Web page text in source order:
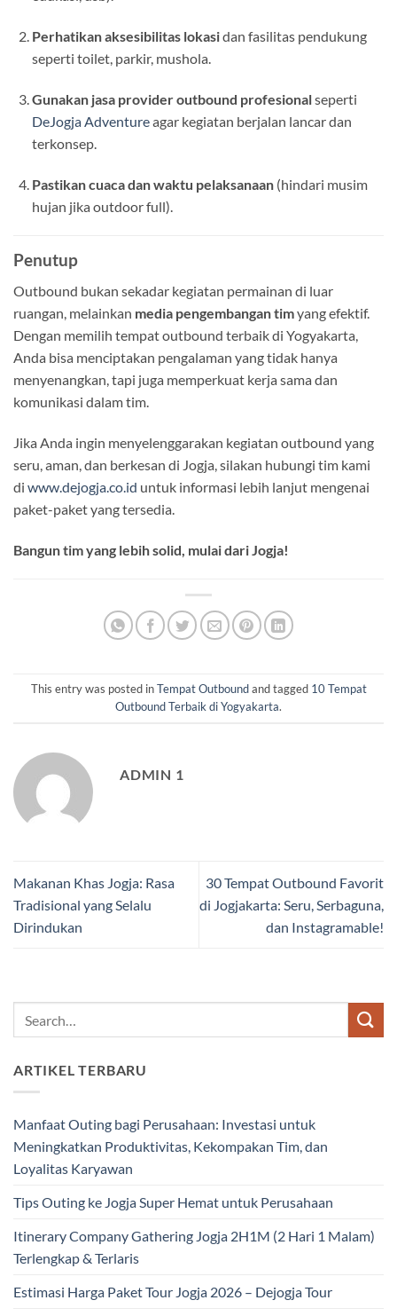
Perhatikan aksesibilitas lokasidan fasilitas pendukung
seperti toilet, parkir, mushola.
Gunakan jasa provider outbound profesionalseperti
DeJogja Adventureagar kegiatan berjalan lancar dan
terkonsep.
Pastikan cuaca dan waktu pelaksanaan(hindari musim
hujan jika outdoor full).
Penutup
Outbound bukan sekadar kegiatan permainan di luar
ruangan, melainkan media pengembangan timyang efektif.
Dengan memilih tempat outbound terbaik di Yogyakarta,
Anda bisa menciptakan pengalaman yang tidak hanya
menyenangkan, tapi juga memperkuat kerja sama dan
komunikasi dalam tim.
Jika Anda ingin menyelenggarakan kegiatan outbound yang
seru, aman, dan berkesan di Jogja, silakan hubungi tim kami
di www.dejogja.co.id untuk informasi lebih lanjut mengenai
paket-paket yang tersedia.
Bangun tim yang lebih solid, mulai dari Jogja!
This entry was posted inTempat Outboundand tagged 10 Tempat
Outbound Terbaik di Yogyakarta.
ADMIN 1
Makanan Khas Jogja: Rasa
Tradisional yang Selalu
Dirindukan
30 Tempat Outbound Favorit
di Jogjakarta: Seru, Serbaguna,
dan Instagramable!
ARTIKEL TERBARU
Manfaat Outing bagi Perusahaan: Investasi untuk
Meningkatkan Produktivitas, Kekompakan Tim, dan
Loyalitas Karyawan
Tips Outing ke Jogja Super Hemat untuk Perusahaan
Itinerary Company Gathering Jogja 2H1M (2 Hari 1 Malam)
Terlengkap & Terlaris
Estimasi Harga Paket Tour Jogja 2026 – Dejogja Tour